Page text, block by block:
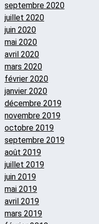
septembre 2020
juillet 2020
juin 2020
mai 2020
avril 2020
mars 2020
février 2020
janvier 2020
décembre 2019
novembre 2019
octobre 2019
septembre 2019
août 2019
juillet 2019
juin 2019
mai 2019
avril 2019
mars 2019